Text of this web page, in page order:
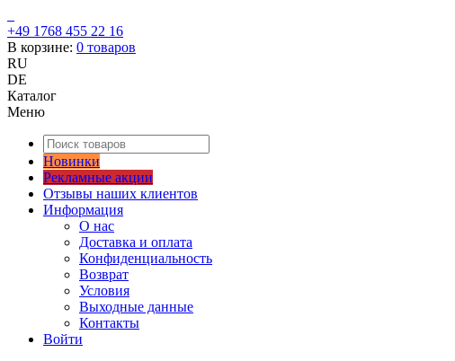
+49 1768 455 22 16
В корзине: 0 товаров
RU
DE
Каталог
Меню
Новинки
Рекламные акции
Отзывы наших клиентов
Информация
О нас
Доставка и оплата
Конфиденциальность
Возврат
Условия
Выходные данные
Контакты
Войти